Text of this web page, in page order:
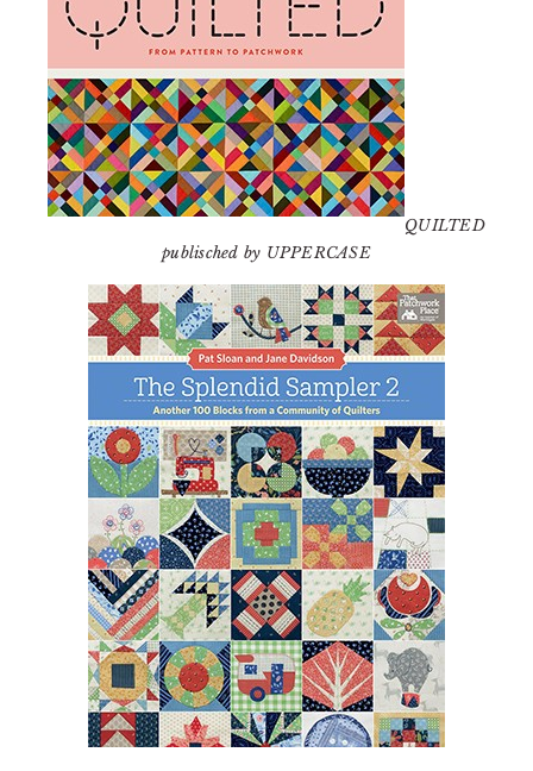
QUILTED
publisched by UPPERCASE